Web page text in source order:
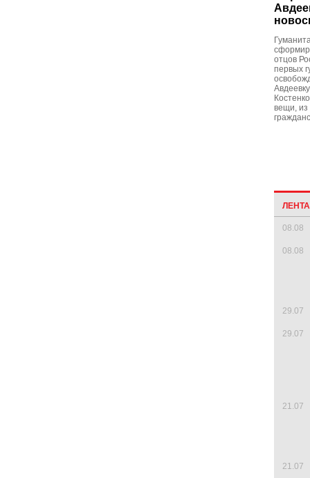
отцов
первых
вещи, из
08.08
08.08
29.07
29.07
21.07
21.07